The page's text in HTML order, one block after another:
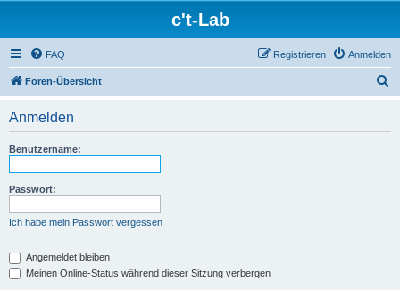
c't-Lab
FAQ Anmelden
Registrieren
Foren-Übersicht
Anmelden
Benutzername:
Passwort:
Ich habe mein Passwort vergessen
Angemeldet bleiben
Meinen Online-Status während dieser Sitzung verbergen